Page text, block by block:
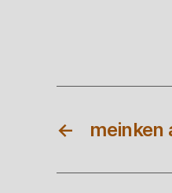
← meinken